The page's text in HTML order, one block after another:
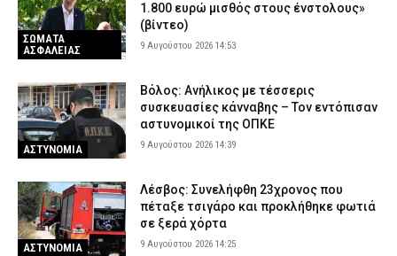
ΣΩΜΑΤΑ
ΑΣΦΑΛΕΙΑΣ
1.800 ευρώ μισθός στους ένστολους»
(βίντεο)
9 Αυγούστου 2026 14:53
ΑΣΤΥΝΟΜΙΑ
Βόλος: Ανήλικος με τέσσερις
συσκευασίες κάνναβης – Τον εντόπισαν
αστυνομικοί της ΟΠΚΕ
9 Αυγούστου 2026 14:39
ΑΣΤΥΝΟΜΙΑ
Λέσβος: Συνελήφθη 23χρονος που
πέταξε τσιγάρο και προκλήθηκε φωτιά
σε ξερά χόρτα
9 Αυγούστου 2026 14:25